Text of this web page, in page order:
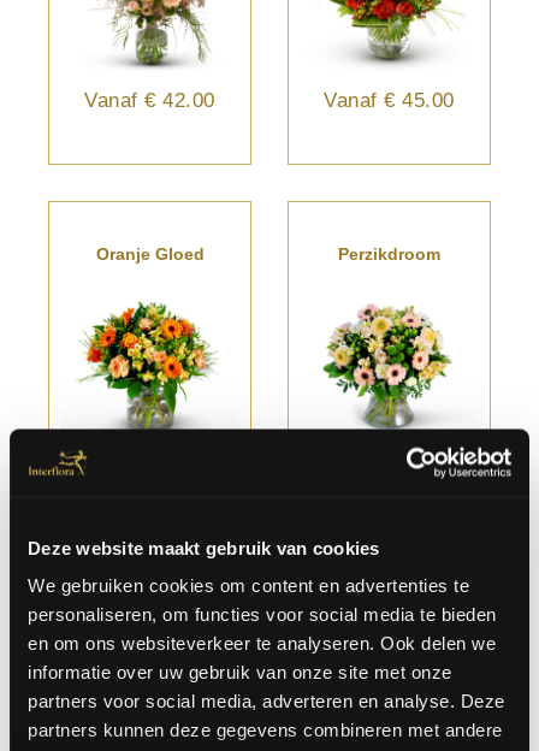
Deze website maakt gebruik van cookies
We gebruiken cookies om content en advertenties te
personaliseren, om functies voor social media te bieden
en om ons websiteverkeer te analyseren. Ook delen we
informatie over uw gebruik van onze site met onze
partners voor social media, adverteren en analyse. Deze
partners kunnen deze gegevens combineren met andere
Vanaf € 42.00 Vanaf € 45.00
Oranje Gloed
Vanaf
Perzikdroom
€ 35.00
Liefdevolle Rozenmix Purple Rain